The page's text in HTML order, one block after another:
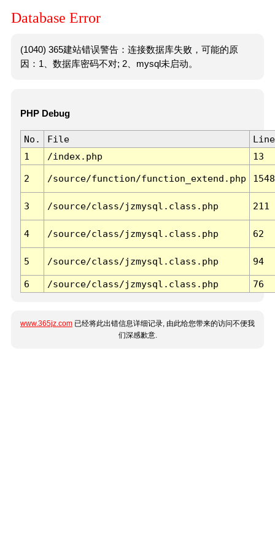
Database Error
(1040) 365建站错误警告：连接数据库失败，可能的原
因：1、数据库密码不对; 2、mysql未启动。
PHP Debug
No. File
Line
1
/index.php 13
2 /source/function/function_extend.php 1548
3 /source/class/jzmysql.class.php 211
4 /source/class/jzmysql.class.php 62
5 /source/class/jzmysql.class.php 94
6 /source/class/jzmysql.class.php 76
www.365jz.com 已经将此出错信息详细记录, 由此给您带来的访问不便我
们深感歉意.